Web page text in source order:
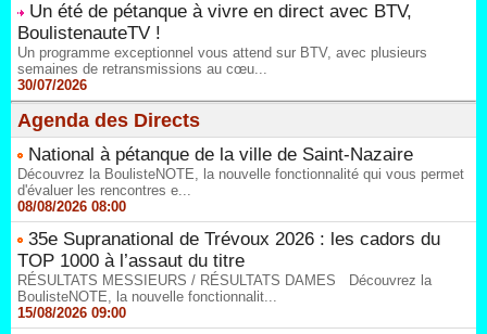
Un été de pétanque à vivre en direct avec BTV,
BoulistenauteTV !
Un programme exceptionnel vous attend sur BTV, avec plusieurs
semaines de retransmissions au cœu...
30/07/2026
Agenda des Directs
National à pétanque de la ville de Saint-Nazaire
Découvrez la BoulisteNOTE, la nouvelle fonctionnalité qui vous permet
d'évaluer les rencontres e...
08/08/2026 08:00
35e Supranational de Trévoux 2026 : les cadors du
TOP 1000 à l’assaut du titre
RÉSULTATS MESSIEURS / RÉSULTATS DAMES Découvrez la
BoulisteNOTE, la nouvelle fonctionnalit...
15/08/2026 09:00